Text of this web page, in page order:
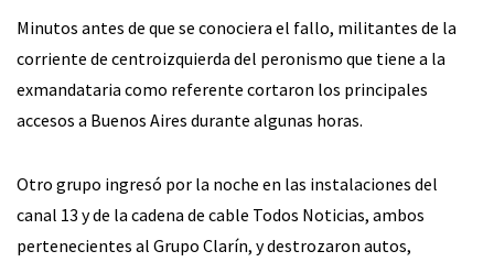
Minutos antes de que se conociera el fallo, militantes de la
corriente de centroizquierda del peronismo que tiene a la
exmandataria como referente cortaron los principales
accesos a Buenos Aires durante algunas horas.
Otro grupo ingresó por la noche en las instalaciones del
canal 13 y de la cadena de cable Todos Noticias, ambos
pertenecientes al Grupo Clarín, y destrozaron autos,